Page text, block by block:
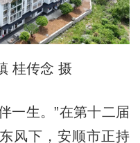
桂传念 摄
一生。”在第十二届
风下，安顺市正持